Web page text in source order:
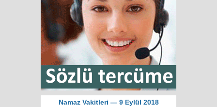
Namaz Vakitleri — 9 Eylül 2018